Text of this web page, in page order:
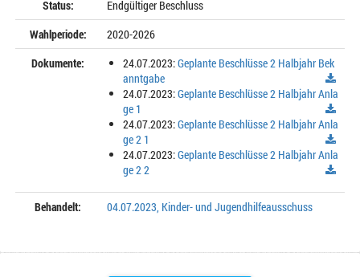
Status:
Endgültiger Beschluss
Wahlperiode:
2020-2026
Dokumente:
24.07.2023:Geplante Beschlüsse 2 Halbjahr Bek
anntgabe
24.07.2023:Geplante Beschlüsse 2 Halbjahr Anla
ge 1
24.07.2023:Geplante Beschlüsse 2 Halbjahr Anla
ge 2 1
24.07.2023:Geplante Beschlüsse 2 Halbjahr Anla
ge 2 2
Behandelt: 04.07.2023, Kinder- und Jugendhilfeausschuss